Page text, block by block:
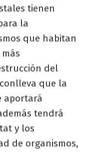
tienen
la
que habitan
del
que la
aportará
tendrá
y los
de organismos,